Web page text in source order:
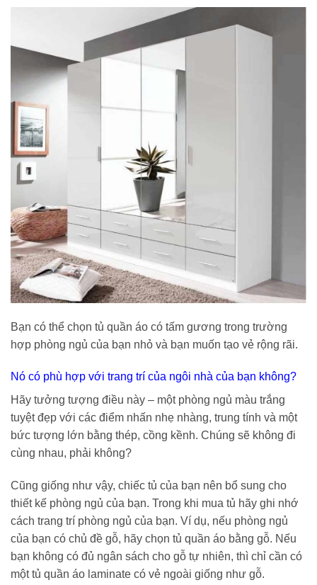
Bạn có thể chọn tủ quần áo có tấm gương trong trường
hợp phòng ngủ của bạn nhỏ và bạn muốn tạo vẻ rộng rãi.
Nó có phù hợp với trang trí của ngôi nhà của bạn không?
Hãy tưởng tượng điều này – một phòng ngủ màu trắng
tuyệt đẹp với các điểm nhấn nhẹ nhàng, trung tính và một
bức tượng lớn bằng thép, cồng kềnh. Chúng sẽ không đi
cùng nhau, phải không?
Cũng giống như vậy, chiếc tủ của bạn nên bổ sung cho
thiết kế phòng ngủ của bạn. Trong khi mua tủ hãy ghi nhớ
cách trang trí phòng ngủ của bạn. Ví dụ, nếu phòng ngủ
của bạn có chủ đề gỗ, hãy chọn tủ quần áo bằng gỗ. Nếu
bạn không có đủ ngân sách cho gỗ tự nhiên, thì chỉ cần có
một tủ quần áo laminate có vẻ ngoài giống như gỗ.